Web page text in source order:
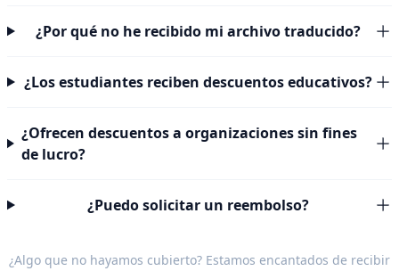
¿Por qué no he recibido mi archivo traducido?
¿Los estudiantes reciben descuentos educativos?
¿Ofrecen descuentos a organizaciones sin fines
de lucro?
¿Puedo solicitar un reembolso?
¿Algo que no hayamos cubierto? Estamos encantados de recibir